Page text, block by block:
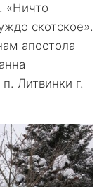
«Ничто
скотское».
апостола
Литвинки г.